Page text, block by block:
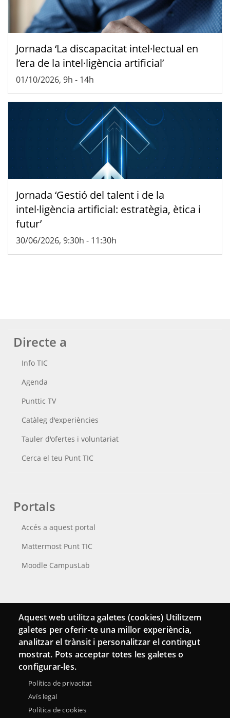
Jornada ‘La discapacitat intel·lectual en
l’era de la intel·ligència artificial’
01/10/2026, 9h - 14h
Jornada ‘Gestió del talent i de la
intel·ligència artificial: estratègia, ètica i
futur’
30/06/2026, 9:30h - 11:30h
Directe a
Info TIC
Agenda
Punttic TV
Catàleg d'experiències
Tauler d'ofertes i voluntariat
Cerca el teu Punt TIC
Portals
Accés a aquest portal
Mattermost Punt TIC
Moodle CampusLab
Connecta
Bustia de contacte
Butlletins
Aquest web utilitza galetes (cookies) Utilitzem
galetes per oferir-te una millor experiència,
analitzar el trànsit i personalitzar el contingut
mostrat. Pots acceptar totes les galetes o
configurar-les.
Política de privacitat
Avís legal
Política de cookies